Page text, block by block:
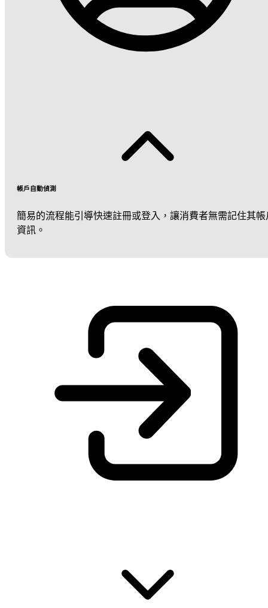
帳戶自動偵測
簡易的流程能引導快速註冊或登入，讓消費者無需記住其帳
資訊。